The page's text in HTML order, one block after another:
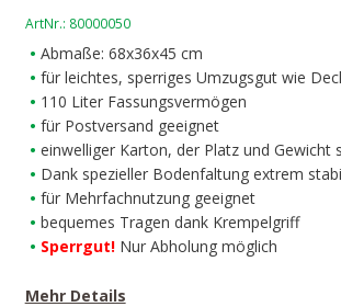
ArtNr.: 80000050
Abmaße: 68x36x45 cm
für leichtes, sperriges Umzugsgut wie
110 Liter Fassungsvermögen
für Postversand geeignet
einwelliger Karton, der Platz und Gewicht
Dank spezieller Bodenfaltung extrem
für Mehrfachnutzung geeignet
bequemes Tragen dank Krempelgriff
Sperrgut! Nur Abholung möglich
Mehr Details